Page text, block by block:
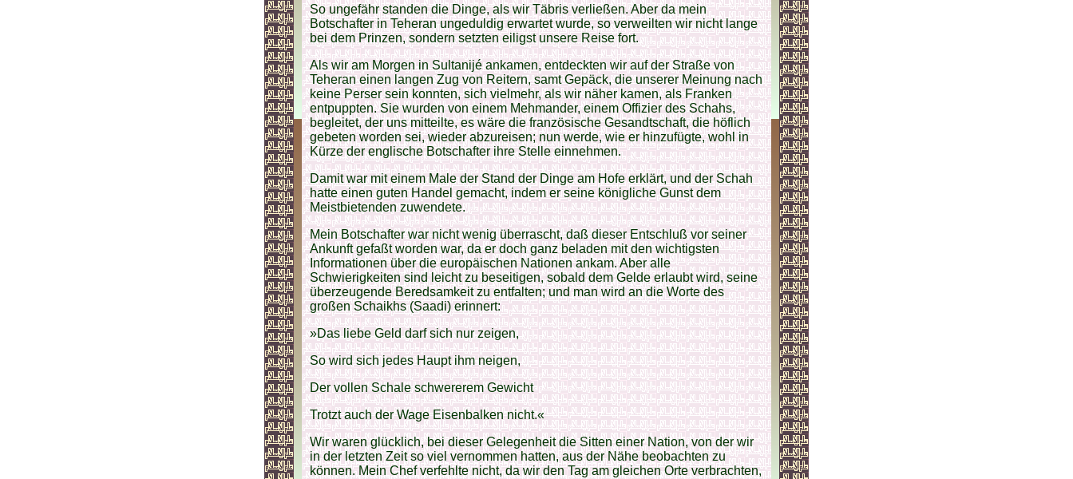
So ungefähr standen die Dinge, als wir Täbris verließen. Aber da mein
Botschafter in Teheran ungeduldig erwartet wurde, so verweilten wir nicht lange
bei dem Prinzen, sondern setzten eiligst unsere Reise fort.
Als wir am Morgen in Sultanijé ankamen, entdeckten wir auf der Straße von
Teheran einen langen Zug von Reitern, samt Gepäck, die unserer Meinung nach
keine Perser sein konnten, sich vielmehr, als wir näher kamen, als Franken
entpuppten. Sie wurden von einem Mehmander, einem Offizier des Schahs,
begleitet, der uns mitteilte, es wäre die französische Gesandtschaft, die höflich
gebeten worden sei, wieder abzureisen; nun werde, wie er hinzufügte, wohl in
Kürze der englische Botschafter ihre Stelle einnehmen.
Damit war mit einem Male der Stand der Dinge am Hofe erklärt, und der Schah
hatte einen guten Handel gemacht, indem er seine königliche Gunst dem
Meistbietenden zuwendete.
Mein Botschafter war nicht wenig überrascht, daß dieser Entschluß vor seiner
Ankunft gefaßt worden war, da er doch ganz beladen mit den wichtigsten
Informationen über die europäischen Nationen ankam. Aber alle
Schwierigkeiten sind leicht zu beseitigen, sobald dem Gelde erlaubt wird, seine
überzeugende Beredsamkeit zu entfalten; und man wird an die Worte des
großen Schaikhs (Saadi) erinnert:
»Das liebe Geld darf sich nur zeigen,
So wird sich jedes Haupt ihm neigen,
Der vollen Schale schwererem Gewicht
Trotzt auch der Wage Eisenbalken nicht.«
Wir waren glücklich, bei dieser Gelegenheit die Sitten einer Nation, von der wir
in der letzten Zeit so viel vernommen hatten, aus der Nähe beobachten zu
können. Mein Chef verfehlte nicht, da wir den Tag am gleichen Orte verbrachten,